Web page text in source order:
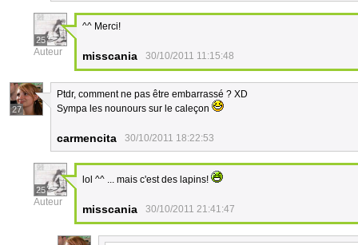
25
Auteur
^^ Merci!
misscania 30/10/2011 11:15:48
27
Ptdr, comment ne pas être embarrassé ? XD
Sympa les nounours sur le caleçon
carmencita 30/10/2011 18:22:53
25
Auteur
lol ^^ ... mais c'est des lapins!
misscania 30/10/2011 21:41:47